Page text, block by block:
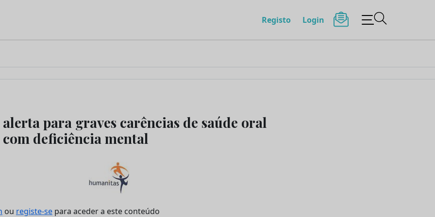
Registo Login
alerta para graves carências de saúde oral
com deficiência mental
ou registe-se para aceder a este conteúdo